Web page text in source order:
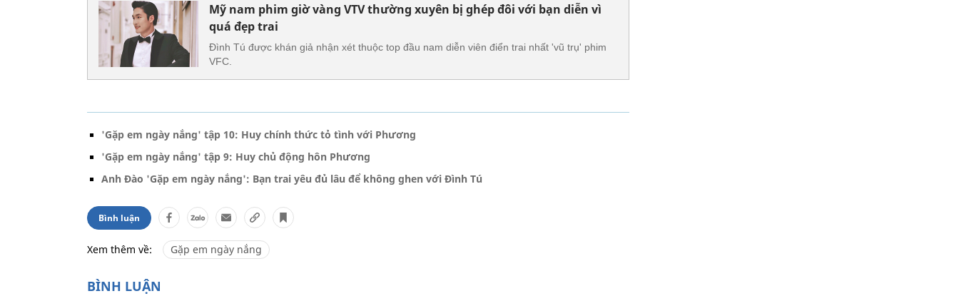
Mỹ nam phim giờ vàng VTV thường xuyên bị ghép đôi với bạn diễn vì
quá đẹp trai
Đình Tú được khán giả nhận xét thuộc top đầu nam diễn viên điển trai nhất 'vũ trụ' phim
VFC.
'Gặp em ngày nắng' tập 10: Huy chính thức tỏ tình với Phương
'Gặp em ngày nắng' tập 9: Huy chủ động hôn Phương
Anh Đào 'Gặp em ngày nắng': Bạn trai yêu đủ lâu để không ghen với Đình Tú
Bình luận
Xem thêm về: Gặp em ngày nắng